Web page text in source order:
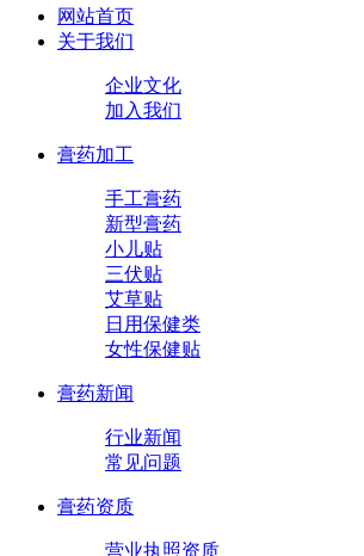
网站首页
关于我们
企业文化
加入我们
膏药加工
手工膏药
新型膏药
小儿贴
三伏贴
艾草贴
日用保健类
女性保健贴
膏药新闻
行业新闻
常见问题
膏药资质
营业执照资质